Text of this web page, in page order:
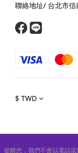
聯絡地址/ 台北市
$ TWD
提醒您，我們不會以電話